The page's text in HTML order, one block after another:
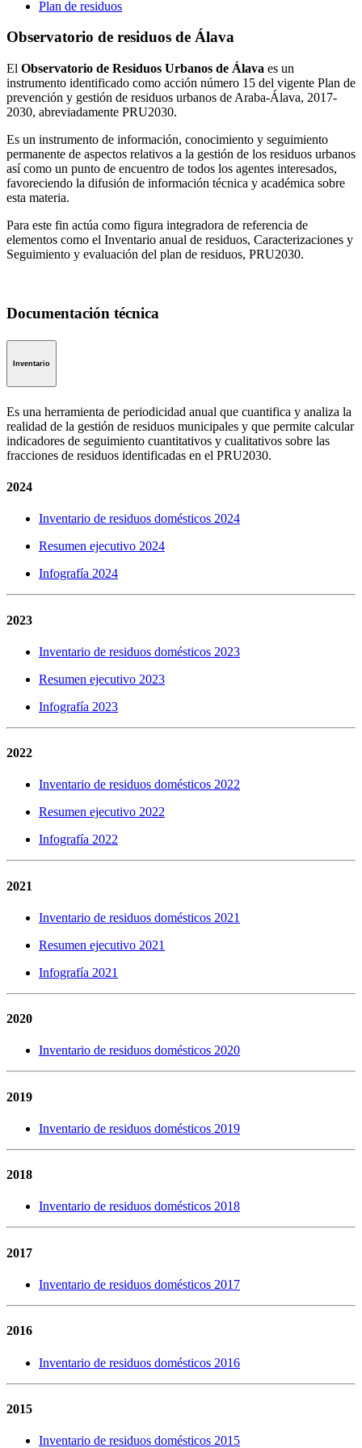
Plan de residuos
Observatorio de residuos de Álava
El Observatorio de Residuos Urbanos de Álava es un
instrumento identificado como acción número 15 del vigente Plan de
prevención y gestión de residuos urbanos de Araba-Álava, 2017-
2030, abreviadamente PRU2030.
Es un instrumento de información, conocimiento y seguimiento
permanente de aspectos relativos a la gestión de los residuos urbanos
así como un punto de encuentro de todos los agentes interesados,
favoreciendo la difusión de información técnica y académica sobre
esta materia.
Para este fin actúa como figura integradora de referencia de
elementos como el Inventario anual de residuos, Caracterizaciones y
Seguimiento y evaluación del plan de residuos, PRU2030.
Documentación técnica
Inventario
Es una herramienta de periodicidad anual que cuantifica y analiza la
realidad de la gestión de residuos municipales y que permite calcular
indicadores de seguimiento cuantitativos y cualitativos sobre las
fracciones de residuos identificadas en el PRU2030.
2024
Inventario de residuos domésticos 2024
Resumen ejecutivo 2024
Infografía 2024
2023
Inventario de residuos domésticos 2023
Resumen ejecutivo 2023
Infografía 2023
2022
Inventario de residuos domésticos 2022
Resumen ejecutivo 2022
Infografía 2022
2021
Inventario de residuos domésticos 2021
Resumen ejecutivo 2021
Infografía 2021
2020
Inventario de residuos domésticos 2020
2019
Inventario de residuos domésticos 2019
2018
Inventario de residuos domésticos 2018
2017
Inventario de residuos domésticos 2017
2016
Inventario de residuos domésticos 2016
2015
Inventario de residuos domésticos 2015